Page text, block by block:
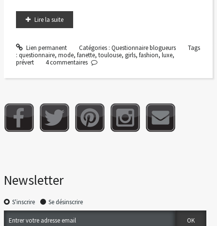
Lire la suite
Lien permanent Catégories : Questionnaire blogueurs
Tags
: questionnaire, mode, fanette, toulouse, girls, fashion, luxe,
prévert
4commentaires
Newsletter
S'inscrire Se désinscrire